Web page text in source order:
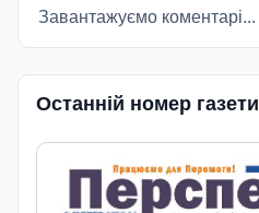
Завантажуємо коментарі...
Останній номер газети